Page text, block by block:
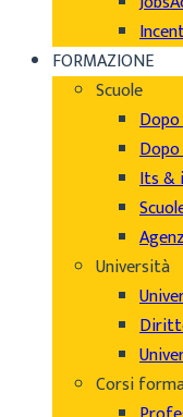
FORMAZIONE
Scuole
Its &
Università
Corsi